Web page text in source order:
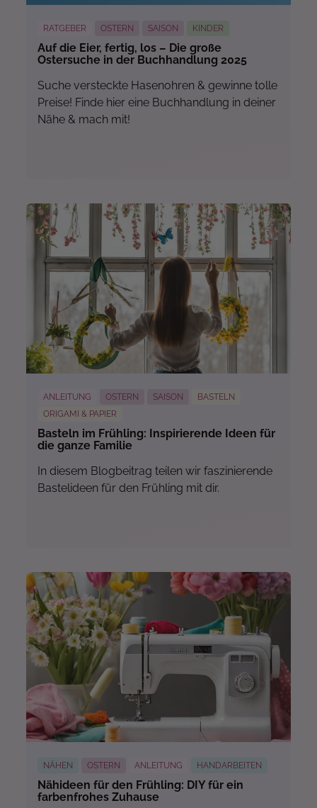
RATGEBER OSTERN SAISON KINDER
Auf die Eier, fertig, los – Die große
Ostersuche in der Buchhandlung 2025
Suche versteckte Hasenohren & gewinne tolle
Preise! Finde hier eine Buchhandlung in deiner
Nähe & mach mit!
Mehr...
ANLEITUNG OSTERN SAISON
BASTELN
ORIGAMI & PAPIER
Basteln im Frühling: Inspirierende Ideen für
die ganze Familie
In diesem Blogbeitrag teilen wir faszinierende
Bastelideen für den Frühling mit dir.
Mehr...
NÄHEN OSTERN ANLEITUNG HANDARBEITEN
Nähideen für den Frühling: DIY für ein
farbenfrohes Zuhause